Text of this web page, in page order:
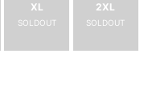
XL
SOLDOUT
2XL
SOLDOUT